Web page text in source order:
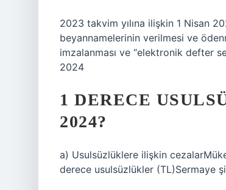
2023 takvim yılına ilişkin 1 Nisan
beyannamelerinin verilmesi ve
imzalanması ve “elektronik defter
2024
1 DERECE
2024?
a) Usulsüzlüklere ilişkin
derece usulsüzlükler (TL)Sermaye